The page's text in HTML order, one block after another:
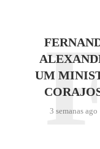
UM
3 semanas ago